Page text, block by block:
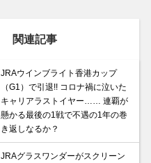
関連記事
JRAウインブライト香港カップ
（G1）で引退!! コロナ禍に泣いた
キャリアラストイヤー…… 連覇が
懸かる最後の1戦で不遇の1年の巻
き返しなるか？
JRAグラスワンダーがスクリーン